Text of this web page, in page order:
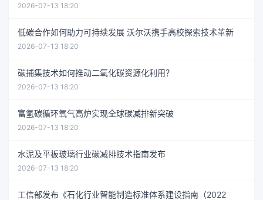
2026-07-13 18:20
低碳合作如何助力可持续发展 沃尔沃携手高校探索技术革新
2026-07-13 18:20
碳捕集技术如何推动二氧化碳资源化利用？
2026-07-13 18:20
富氢碳循环氧气高炉实现全球碳减排新突破
2026-07-13 18:20
水泥及平板玻璃行业碳减排技术指南发布
2026-07-13 18:20
工信部发布《石化行业智能制造标准体系建设指南（2022